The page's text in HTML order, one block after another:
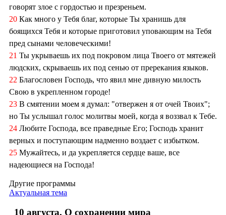
говорят злое с гордостью и презреньем.
20 Как много у Тебя благ, которые Ты хранишь для
боящихся Тебя и которые приготовил уповающим на Тебя
пред сынами человеческими!
21 Ты укрываешь их под покровом лица Твоего от мятежей
людских, скрываешь их под сенью от пререкания языков.
22 Благословен Господь, что явил мне дивную милость
Свою в укрепленном городе!
23 В смятении моем я думал: "отвержен я от очей Твоих";
но Ты услышал голос молитвы моей, когда я воззвал к Тебе.
24 Любите Господа, все праведные Его; Господь хранит
верных и поступающим надменно воздает с избытком.
25 Мужайтесь, и да укрепляется сердце ваше, все
надеющиеся на Господа!
Другие программы
Актуальная тема
10 августа. О сохранении мира